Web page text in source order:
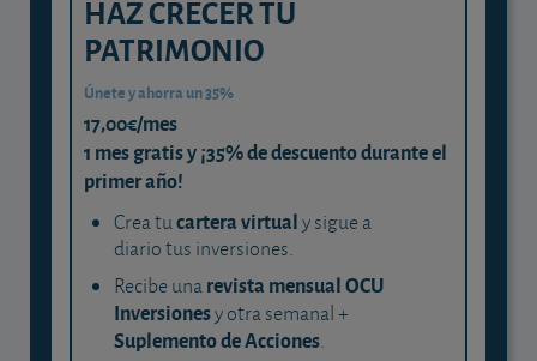
HAZ CRECER TU
PATRIMONIO
Únete y ahorra un 35%
17,00€/mes
1 mes gratis y ¡35% de descuento durante el
primer año!
Crea tucartera virtualy sigue a
diario tus inversiones.
Recibe unarevista mensual OCU
Inversionesy otra semanal +
Suplemento de Acciones.